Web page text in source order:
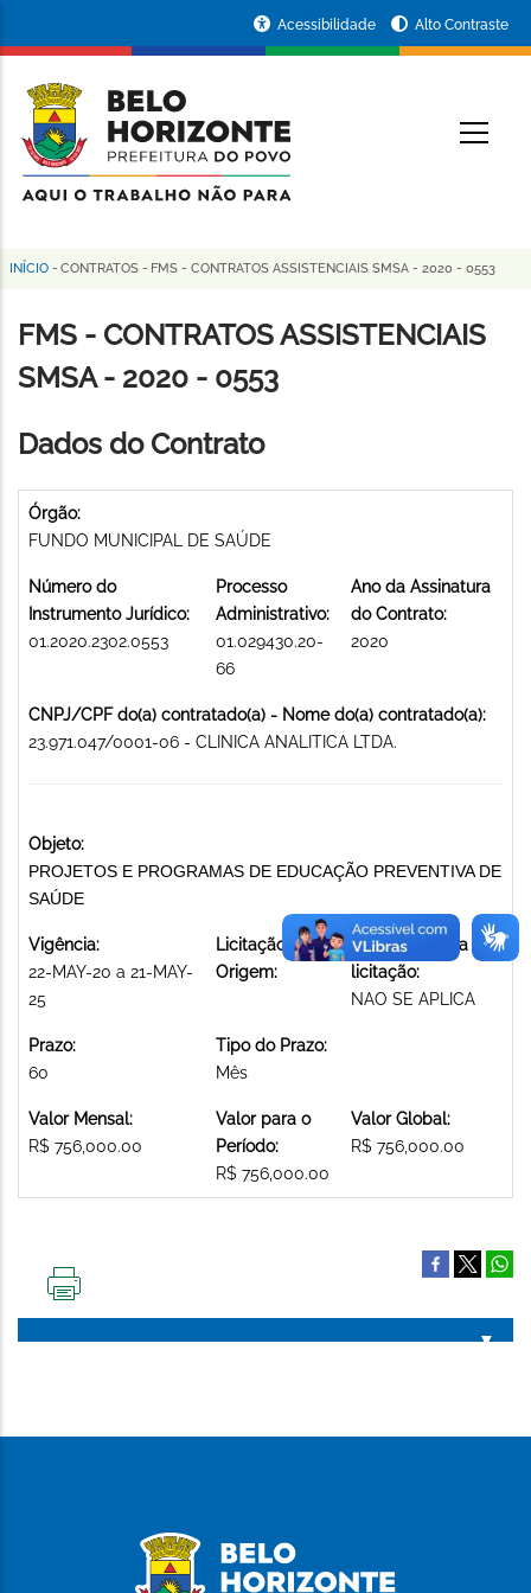
conteúdo
principal
da
Prefeitura
de
Horizonte
Acessibilidade Alto Contraste
Trilha
de
navegação
INÍCIO - CONTRATOS - FMS - CONTRATOS ASSISTENCIAIS SMSA - 2020 - 0553
FMS - CONTRATOS ASSISTENCIAIS
SMSA - 2020 - 0553
Dados do Contrato
Órgão:
FUNDO MUNICIPAL DE SAÚDE
Número do
Instrumento Jurídico:
01.2020.2302.0553
Processo
Administrativo:
01.029430.20-
66
Ano da Assinatura
do Contrato:
2020
CNPJ/CPF do(a) contratado(a) - Nome do(a) contratado(a):
23.971.047/0001-06 - CLINICA ANALITICA LTDA.
Objeto:
PROJETOS E PROGRAMAS DE EDUCAÇÃO PREVENTIVA DE
SAÚDE
Vigência:
22-MAY-20 a 21-MAY-
25
Licitação de
Origem:
Modalidade da
licitação:
NAO SE APLICA
Prazo:
60
Tipo do Prazo:
Mês
Valor Mensal:
R$ 756,000.00
Valor para o
Período:
R$ 756,000.00
Valor Global:
R$ 756,000.00
PÁGINA